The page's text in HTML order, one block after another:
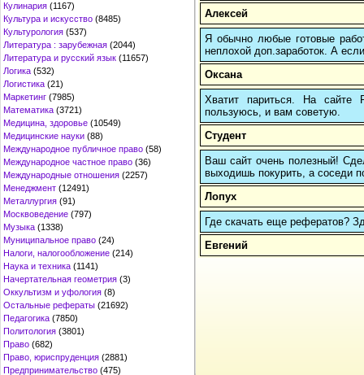
Кулинария (1167)
Культура и искусство (8485)
Культурология (537)
Литература : зарубежная (2044)
Литература и русский язык (11657)
Логика (532)
Логистика (21)
Маркетинг (7985)
Математика (3721)
Медицина, здоровье (10549)
Медицинские науки (88)
Международное публичное право (58)
Международное частное право (36)
Международные отношения (2257)
Менеджмент (12491)
Металлургия (91)
Москвоведение (797)
Музыка (1338)
Муниципальное право (24)
Налоги, налогообложение (214)
Наука и техника (1141)
Начертательная геометрия (3)
Оккультизм и уфология (8)
Остальные рефераты (21692)
Педагогика (7850)
Политология (3801)
Право (682)
Право, юриспруденция (2881)
Предпринимательство (475)
Алексей
Я обычно любые готовые
неплохой доп.заработок. А
Оксана
Хватит париться. На
пользуюсь, и вам советую.
Студент
Ваш сайт очень полезный!
выходишь покурить, а соседи
Лопух
Где скачать еще рефератов?
Евгений